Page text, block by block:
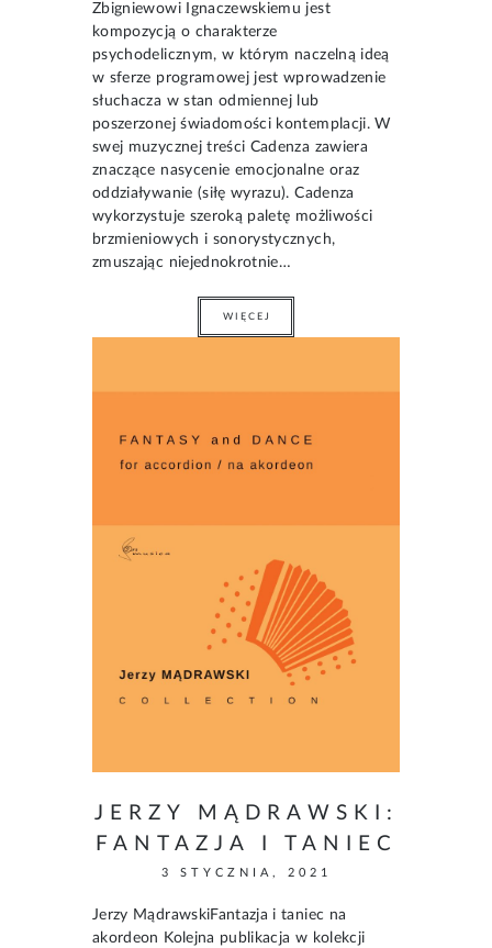
Zbigniewowi Ignaczewskiemu jest
kompozycją o charakterze
psychodelicznym, w którym naczelną ideą
w sferze programowej jest wprowadzenie
słuchacza w stan odmiennej lub
poszerzonej świadomości kontemplacji. W
swej muzycznej treści Cadenza zawiera
znaczące nasycenie emocjonalne oraz
oddziaływanie (siłę wyrazu). Cadenza
wykorzystuje szeroką paletę możliwości
brzmieniowych i sonorystycznych,
zmuszając niejednokrotnie…
WIĘCEJ
JERZY MĄDRAWSKI:
FANTAZJA I TANIEC
3 STYCZNIA, 2021
Jerzy MądrawskiFantazja i taniec na
akordeon Kolejna publikacja w kolekcji